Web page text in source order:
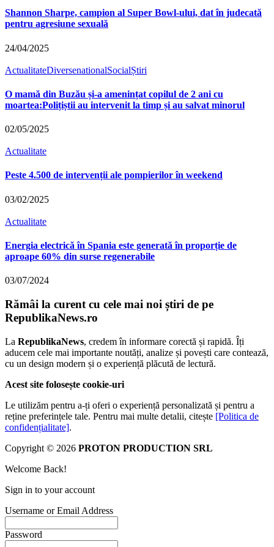
Shannon Sharpe, campion al Super Bowl-ului, dat în judecată
pentru agresiune sexuală
24/04/2025
ActualitateDiversenationalSocialȘtiri
O mamă din Buzău și-a amenințat copilul de 2 ani cu
moartea:Polițiștii au intervenit la timp și au salvat minorul
02/05/2025
Actualitate
Peste 4.500 de intervenții ale pompierilor în weekend
03/02/2025
Actualitate
Energia electrică în Spania este generată în proporție de
aproape 60% din surse regenerabile
03/07/2024
Rămâi la curent cu cele mai noi știri de pe
RepublikaNews.ro
La RepublikaNews, credem în informare corectă și rapidă. Îți
aducem cele mai importante noutăți, analize și povești care contează,
cu un design modern și o experiență plăcută de lectură.
Acest site folosește cookie-uri
Le utilizăm pentru a-ți oferi o experiență personalizată și pentru a
reține preferințele tale. Pentru mai multe detalii, citește [Politica de
confidențialitate].
Copyright © 2026 PROTON PRODUCTION SRL
Welcome Back!
Sign in to your account
Username or Email Address
Password